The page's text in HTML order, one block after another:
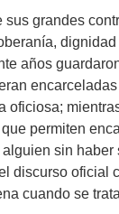
sus grandes
años
oficiosa;
permiten
sin haber
discurso oficial
cuando se